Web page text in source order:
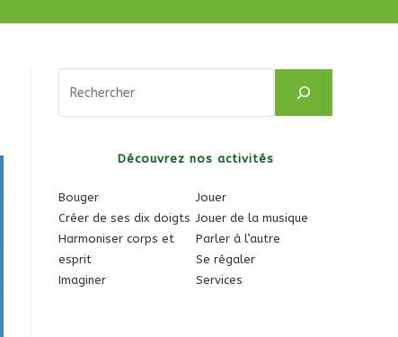
Découvrez nos activités
Bouger
Créer de ses dix doigts
Harmoniser corps et
esprit
Imaginer
Jouer
Jouer de la musique
Parler à l’autre
Se régaler
Services